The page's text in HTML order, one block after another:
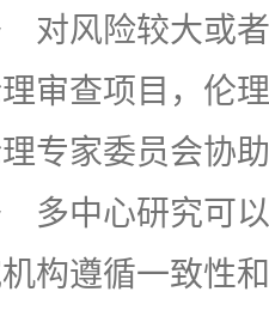
对风险较大或
审查项目，伦
专家委员会协
多中心研究可
构遵循一致性